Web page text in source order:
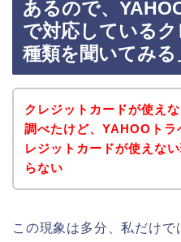
あるので、
で対応している
種類を聞いてみる
クレジットカードが使え
調べたけど、YAHOOトラ
レジットカードが使えな
らない
この現象は多分、私だけ